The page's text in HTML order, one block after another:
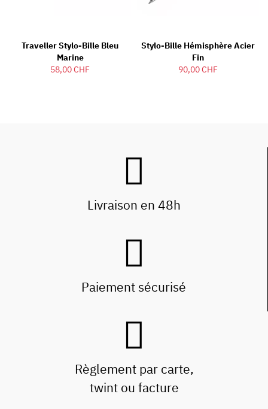
Traveller Stylo-Bille Bleu
Marine
58,00 CHF
Stylo-Bille Hémisphère Acier
Fin
90,00 CHF
Livraison en 48h
Paiement sécurisé
Règlement par carte,
twint ou facture